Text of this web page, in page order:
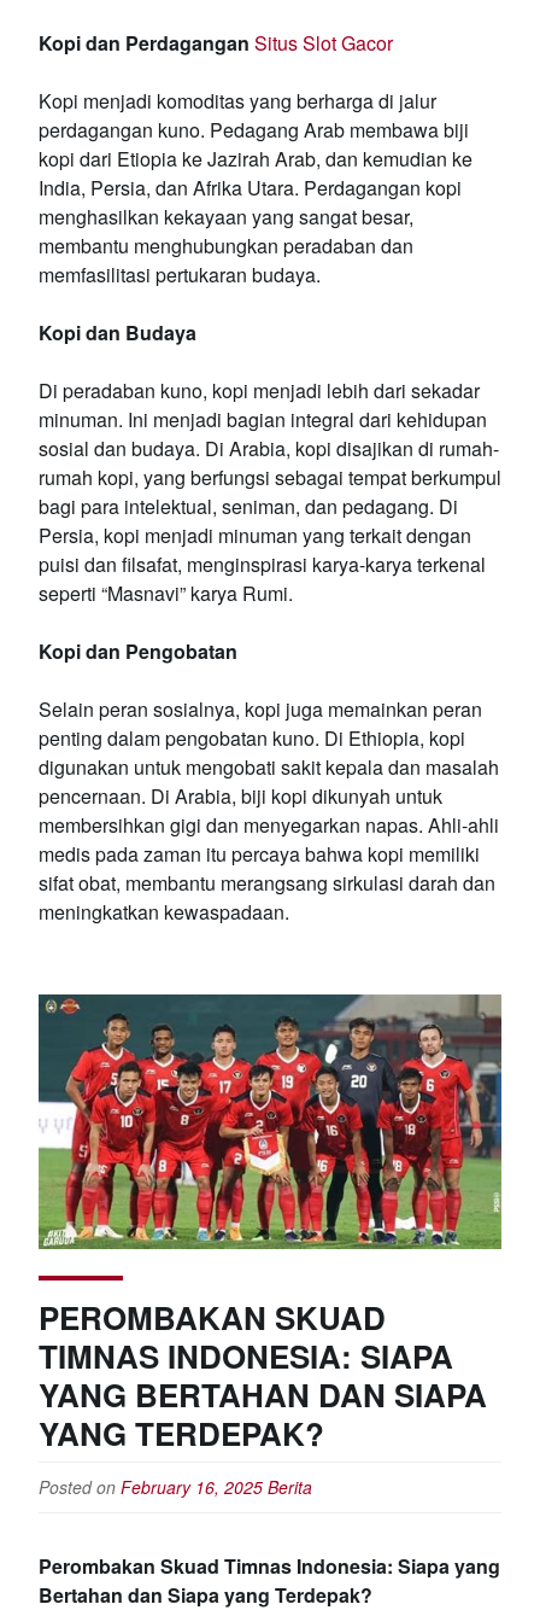
Kopi dan Perdagangan Situs Slot Gacor
Kopi menjadi komoditas yang berharga di jalur
perdagangan kuno. Pedagang Arab membawa biji
kopi dari Etiopia ke Jazirah Arab, dan kemudian ke
India, Persia, dan Afrika Utara. Perdagangan kopi
menghasilkan kekayaan yang sangat besar,
membantu menghubungkan peradaban dan
memfasilitasi pertukaran budaya.
Kopi dan Budaya
Di peradaban kuno, kopi menjadi lebih dari sekadar
minuman. Ini menjadi bagian integral dari kehidupan
sosial dan budaya. Di Arabia, kopi disajikan di rumah-
rumah kopi, yang berfungsi sebagai tempat berkumpul
bagi para intelektual, seniman, dan pedagang. Di
Persia, kopi menjadi minuman yang terkait dengan
puisi dan filsafat, menginspirasi karya-karya terkenal
seperti “Masnavi” karya Rumi.
Kopi dan Pengobatan
Selain peran sosialnya, kopi juga memainkan peran
penting dalam pengobatan kuno. Di Ethiopia, kopi
digunakan untuk mengobati sakit kepala dan masalah
pencernaan. Di Arabia, biji kopi dikunyah untuk
membersihkan gigi dan menyegarkan napas. Ahli-ahli
medis pada zaman itu percaya bahwa kopi memiliki
sifat obat, membantu merangsang sirkulasi darah dan
meningkatkan kewaspadaan.
PEROMBAKAN SKUAD
TIMNAS INDONESIA: SIAPA
YANG BERTAHAN DAN SIAPA
YANG TERDEPAK?
Posted on February 16, 2025 Berita
Perombakan Skuad Timnas Indonesia: Siapa yang
Bertahan dan Siapa yang Terdepak?